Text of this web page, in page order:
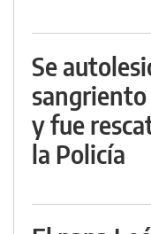
Se
sangriento
y fue
la Policía